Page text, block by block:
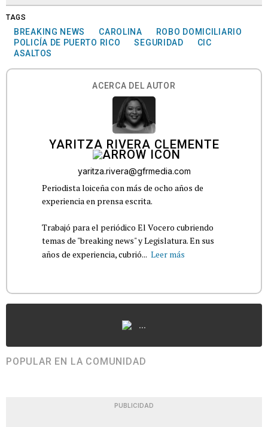
TAGS
BREAKING NEWS CAROLINA
ROBO DOMICILIARIO
POLICÍA DE PUERTO RICO
SEGURIDAD
CIC
ASALTOS
ACERCA DEL AUTOR
YARITZA RIVERA CLEMENTE
yaritza.rivera@gfrmedia.com
Periodista loiceña con más de ocho años de
experiencia en prensa escrita.
Trabajó para el periódico El Vocero cubriendo
temas de "breaking news" y Legislatura. En sus
años de experiencia, cubrió... Leer más
...
POPULAR EN LA COMUNIDAD
PUBLICIDAD